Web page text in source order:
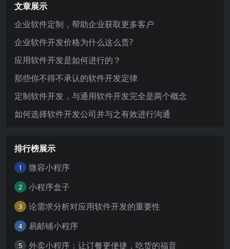
文章展示
企业软件定制，帮助企业获取更多客户
企业软件开发价格为什么这么贵?
应用软件开发是如何进行的？
那些你不得不承认的软件开发定律
定制软件开发，与通用软件开发完全是两个概念
如何选择软件开发公司并与之有效进行沟通
排行榜展示
1 微容小程序
2 小程序盒子
3 论需求分析对应用软件开发的重要性
4 易邮铺小程序
5 外卖小程序：让订餐更便捷，吃货的福音